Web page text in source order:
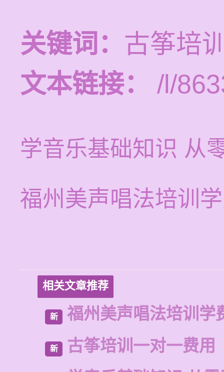
关键词： 古筝培
文本链接：
/l/
学音乐基础知识 从
福州美声唱法培训
相关文章推荐
新 福州美声唱法培训学
新
古筝培训一对一费用